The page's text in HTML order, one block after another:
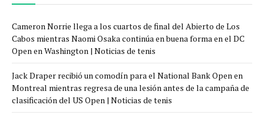
Cameron Norrie llega a los cuartos de final del Abierto de Los
Cabos mientras Naomi Osaka continúa en buena forma en el DC
Open en Washington | Noticias de tenis
Jack Draper recibió un comodín para el National Bank Open en
Montreal mientras regresa de una lesión antes de la campaña de
clasificación del US Open | Noticias de tenis